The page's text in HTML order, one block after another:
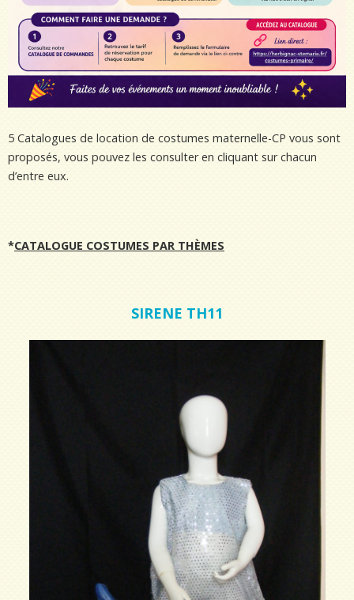
5 Catalogues de location de costumes maternelle-CP vous sont
proposés, vous pouvez les consulter en cliquant sur chacun
d’entre eux.
*CATALOGUE COSTUMES PAR THÈMES
SIRENE TH11